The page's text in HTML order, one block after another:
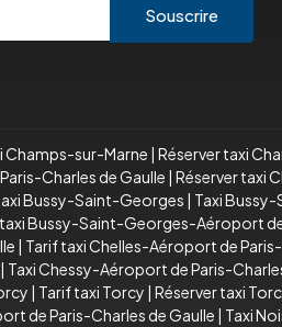
Souscrire
Champs-sur-Marne Réserver taxi
Charles de Gaulle Réserver taxi
Bussy-Saint-Georges Taxi
Bussy-Saint-Georges-Aéroport
Tarif taxi Chelles-Aéroport de
Taxi Chessy-Aéroport de Paris-
Tarif taxi Torcy Réserver taxi
de Paris-Charles de Gaulle Taxi